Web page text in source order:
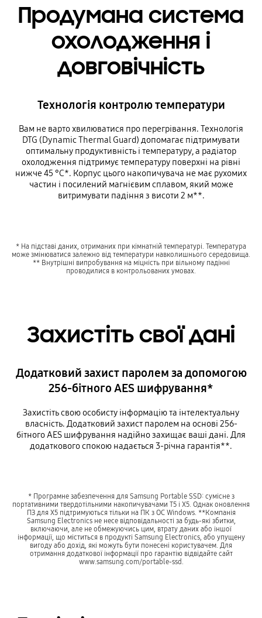
Продумана система
охолодження і
довговічність
Технологія контролю температури
Вам не варто хвилюватися про перегрівання. Технологія
DTG (Dynamic Thermal Guard) допомагає підтримувати
оптимальну продуктивність і температуру, а радіатор
охолодження підтримує температуру поверхні на рівні
нижче 45 °C*. Корпус цього накопичувача не має рухомих
частин і посилений магнієвим сплавом, який може
витримувати падіння з висоти 2 м**.
* На підставі даних, отриманих при кімнатній температурі. Температура
може змінюватися залежно від температури навколишнього середовища.
** Внутрішні випробування на міцність при вільному падінні
проводилися в контрольованих умовах.
Захистіть свої дані
Додатковий захист паролем за допомогою
256-бітного AES шифрування*
Захистіть свою особисту інформацію та інтелектуальну
власність. Додатковий захист паролем на основі 256-
бітного AES шифрування надійно захищає ваші дані. Для
додаткового спокою надається 3-річна гарантія**.
* Програмне забезпечення для Samsung Portable SSD: сумісне з
портативними твердотільними накопичувачами T5 і X5. Однак оновлення
ПЗ для X5 підтримуються тільки на ПК з ОС Windows. **Компанія
Samsung Electronics не несе відповідальності за будь-які збитки,
включаючи, але не обмежуючись цим, втрату даних або іншої
інформації, що міститься в продукті Samsung Electronics, або упущену
вигоду або дохід, які можуть бути понесені користувачем. Для
отримання додаткової інформації про гарантію відвідайте сайт
www.samsung.com/portable-ssd.